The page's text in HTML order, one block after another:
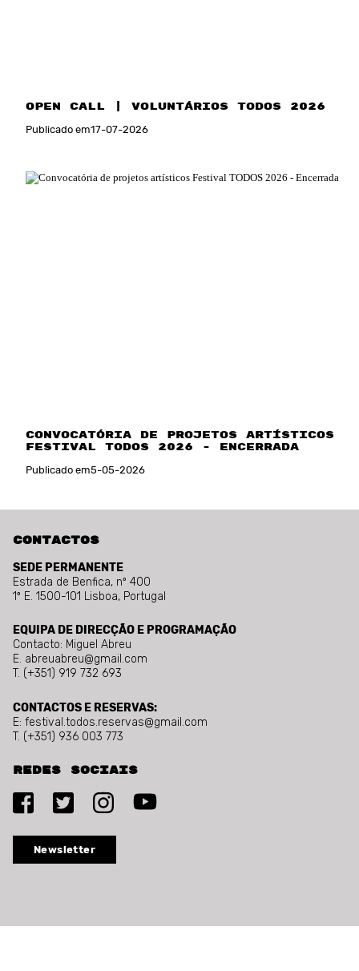
Open Call | Voluntários TODOS 2026
Publicado em17-07-2026
Convocatória de projetos artísticos
Festival TODOS 2026 - Encerrada
Publicado em5-05-2026
Contactos
SEDE PERMANENTE
Estrada de Benfica, nº 400
1º E. 1500-101 Lisboa, Portugal
EQUIPA DE DIRECÇÃO E PROGRAMAÇÃO
Contacto: Miguel Abreu
E. abreuabreu@gmail.com
T. (+351) 919 732 693
CONTACTOS E RESERVAS:
E: festival.todos.reservas@gmail.com
T. (+351) 936 003 773
Redes sociais
Newsletter